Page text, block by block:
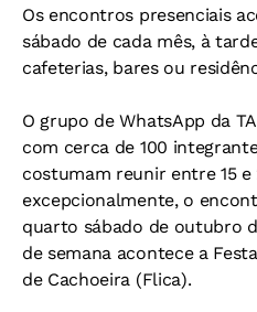
Os encontros presenciais
sábado de cada mês, à
cafeterias, bares ou
O grupo de WhatsApp da
com cerca de 100
costumam reunir entre 15 e
excepcionalmente, o
quarto sábado de outubro
de semana acontece a
de Cachoeira (Flica).